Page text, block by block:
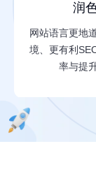
润
网站语言更地
境、更有利
率与提